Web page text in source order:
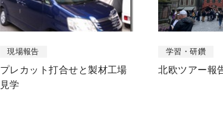
現場報告
プレカット打合せと製材工場
見学
学習・研鑽
北欧ツアー報